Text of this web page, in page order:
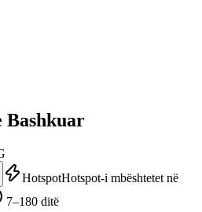
Bashkuar
HotspotHotspot-i mbështetet në
7–180 ditë